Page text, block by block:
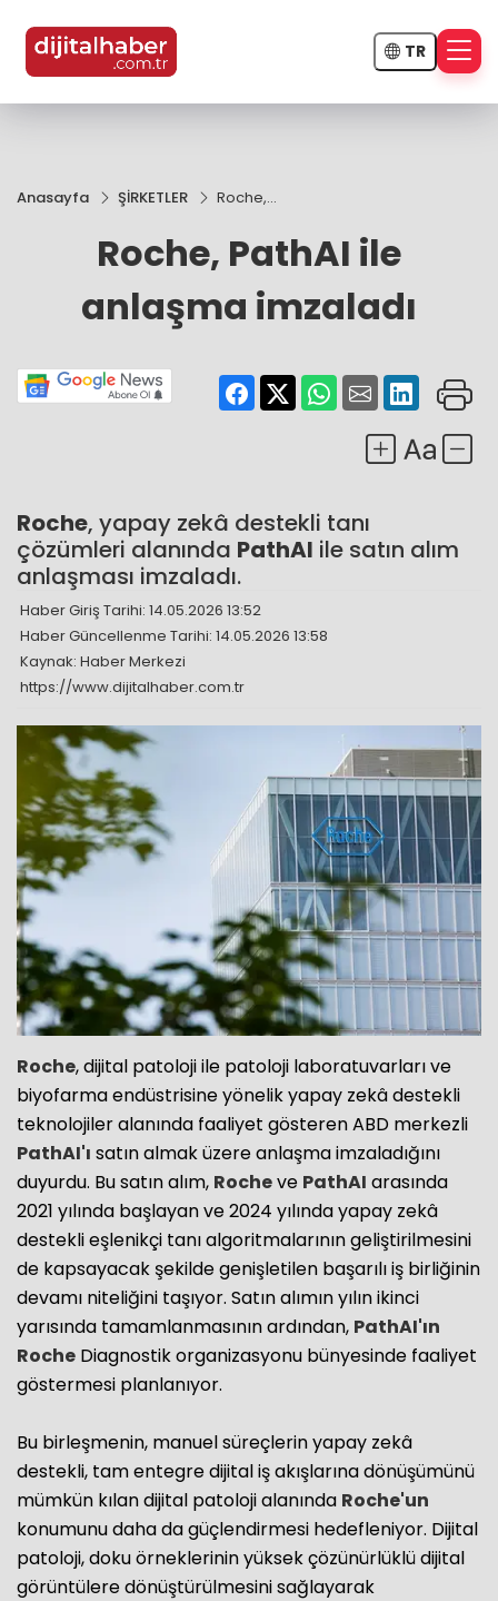
TR
Anasayfa ŞİRKETLER
Roche,
ile
anlaşma
imzaladı
Roche, PathAI ile
anlaşma imzaladı
Roche, yapay zekâ destekli tanı
çözümleri alanında PathAI ile satın alım
anlaşması imzaladı.
Haber Giriş Tarihi: 14.05.2026 13:52
Haber Güncellenme Tarihi: 14.05.2026 13:58
Kaynak: Haber Merkezi
https://www.dijitalhaber.com.tr
Roche, dijital patoloji ile patoloji laboratuvarları ve
biyofarma endüstrisine yönelik yapay zekâ destekli
teknolojiler alanında faaliyet gösteren ABD merkezli
PathAI'ı satın almak üzere anlaşma imzaladığını
duyurdu. Bu satın alım, Rocheve PathAI arasında
2021 yılında başlayan ve 2024 yılında yapay zekâ
destekli eşlenikçi tanı algoritmalarının geliştirilmesini
de kapsayacak şekilde genişletilen başarılı iş birliğinin
devamı niteliğini taşıyor. Satın alımın yılın ikinci
yarısında tamamlanmasının ardından, PathAI'ın
Roche Diagnostik organizasyonu bünyesinde faaliyet
göstermesi planlanıyor.
Bu birleşmenin, manuel süreçlerin yapay zekâ
destekli, tam entegre dijital iş akışlarına dönüşümünü
mümkün kılan dijital patoloji alanında Roche'un
konumunu daha da güçlendirmesi hedefleniyor. Dijital
patoloji, doku örneklerinin yüksek çözünürlüklü dijital
görüntülere dönüştürülmesini sağlayarak